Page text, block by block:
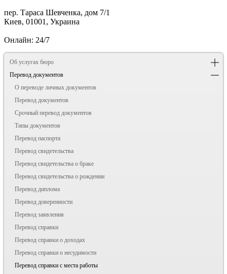
пер. Тараса Шевченка, дом 7/1
Киев, 01001, Украина
Онлайн: 24/7
Об услугах бюро
Перевод документов
О переводе личных документов
Перевод документов
Срочный перевод документов
Типы документов
Перевод паспорта
Перевод свидетельства
Перевод свидетельства о браке
Перевод свидетельства о рождении
Перевод диплома
Перевод доверенности
Перевод заявления
Перевод справки
Перевод справки о доходах
Перевод справки о несудимости
Перевод справки с места работы